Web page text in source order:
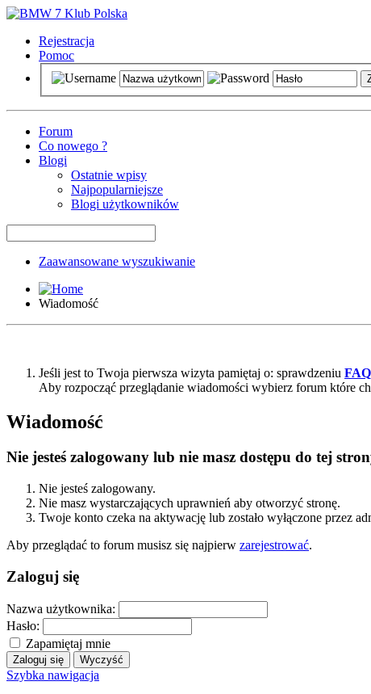
Rejestracja
Pomoc
Forum
Co nowego ?
Blogi
Ostatnie wpisy
Najpopularniejsze
Blogi użytkowników
Zaawansowane wyszukiwanie
Wiadomość
Jeśli jest to Twoja pierwsza wizyta pamiętaj o: sprawdzeniu FAQ
Aby rozpocząć przeglądanie wiadomości wybierz forum które
Wiadomość
Nie jesteś zalogowany lub nie masz dostępu do tej
Nie jesteś zalogowany.
Nie masz wystarczających uprawnień aby otworzyć stronę.
Twoje konto czeka na aktywację lub zostało wyłączone przez
Aby przeglądać to forum musisz się najpierw zarejestrować.
Zaloguj się
Nazwa użytkownika:
Hasło:
Zapamiętaj mnie
Szybka nawigacja